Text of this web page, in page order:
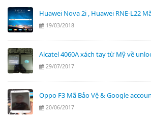
Huawei Nova 2i , Huawei RNE-L22
19/03/2018
Alcatel 4060A xách tay từ Mỹ về
29/07/2017
Oppo F3 Mã Bảo Vệ & Google
20/06/2017